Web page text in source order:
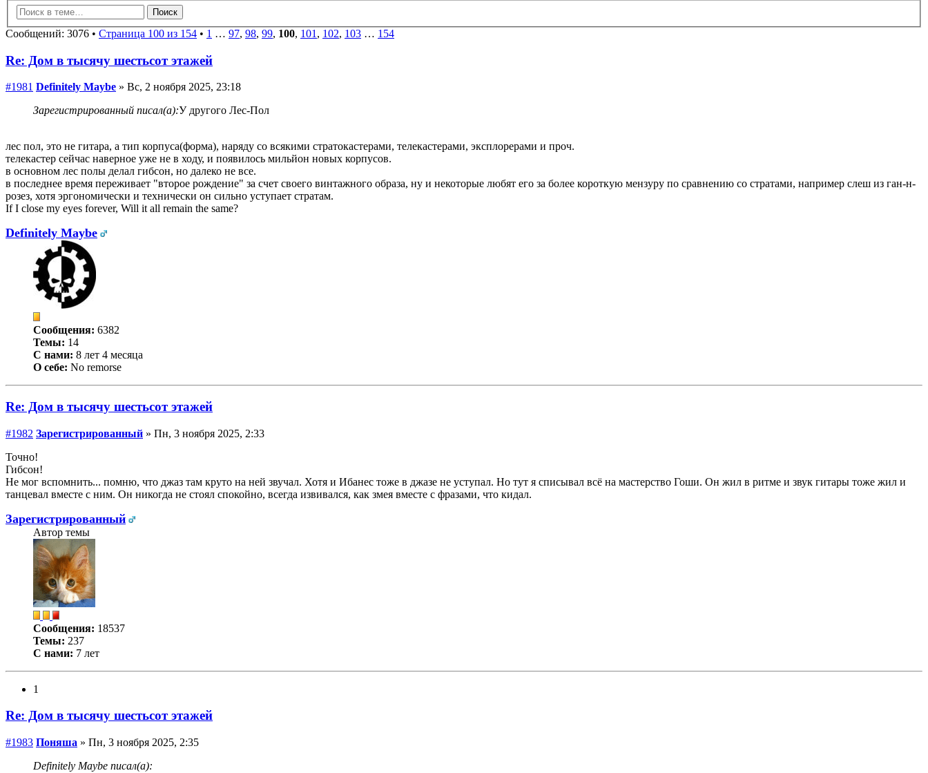
Сообщений: 3076 • Страница 100 из 154 • 1 … 97, 98, 99, 100, 101 , 102, 103 … 154
Re: Дом в тысячу шестьсот этажей
#1981 Definitely Maybe » Вс, 2 ноября 2025, 23:18
Зарегистрированный писал(а):У другого Лес-Пол
лес пол, это не гитара, а тип корпуса(форма), наряду со всякими стратокастерами, телекастерами, эксплорерами и проч.
телекастер сейчас наверное уже не в ходу, и появилось мильйон новых корпусов.
в основном лес полы делал гибсон, но далеко не все.
в последнее время переживает "второе рождение" за счет своего винтажного образа, ну и некоторые любят его за более короткую мензуру по сравнению со стратами, например слеш из ган-н-
розез, хотя эргономически и технически он сильно уступает стратам.
If I close my eyes forever, Will it all remain the same?
Definitely Maybe
Сообщения: 6382
Темы: 14
С нами: 8 лет 4 месяца
О себе: No remorse
Re: Дом в тысячу шестьсот этажей
#1982 Зарегистрированный » Пн, 3 ноября 2025, 2:33
Точно!
Гибсон!
Не мог вспомнить... помню, что джаз там круто на ней звучал. Хотя и Ибанес тоже в джазе не уступал. Но тут я списывал всё на мастерство Гоши. Он жил в ритме и звук гитары тоже жил и
танцевал вместе с ним. Он никогда не стоял спокойно, всегда извивался, как змея вместе с фразами, что кидал.
Зарегистрированный
Автор темы
Сообщения: 18537
Темы: 237
С нами: 7 лет
1
Re: Дом в тысячу шестьсот этажей
#1983 Поняша » Пн, 3 ноября 2025, 2:35
Definitely Maybe писал(а):